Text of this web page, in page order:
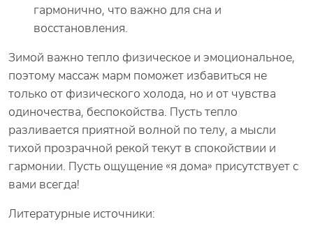
гармонично, что важно для сна и
восстановления.
Зимой важно тепло физическое и эмоциональное,
поэтому массаж марм поможет избавиться не
только от физического холода, но и от чувства
одиночества, беспокойства. Пусть тепло
разливается приятной волной по телу, а мысли
тихой прозрачной рекой текут в спокойствии и
гармонии. Пусть ощущение «я дома» присутствует с
вами всегда!
Литературные источники: